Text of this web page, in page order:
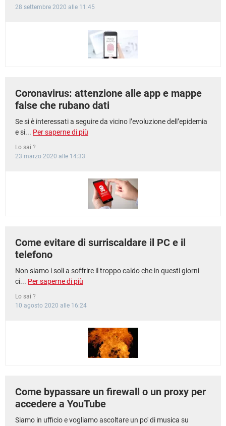
28 settembre 2020 alle 11:45
Coronavirus: attenzione alle app e mappe
false che rubano dati
Se si è interessati a seguire da vicino l’evoluzione dell’epidemia
e si... Per saperne di più
Lo sai ?
23 marzo 2020 alle 14:33
Come evitare di surriscaldare il PC e il
telefono
Non siamo i soli a soffrire il troppo caldo che in questi giorni
ci... Per saperne di più
Lo sai ?
10 agosto 2020 alle 16:24
Come bypassare un firewall o un proxy per
accedere a YouTube
Siamo in ufficio e vogliamo ascoltare un po' di musica su